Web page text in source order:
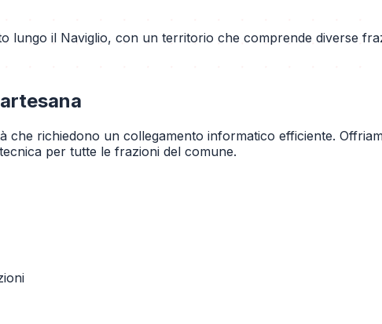
lungo il Naviglio, con un territorio che comprende diverse
che richiedono un collegamento informatico efficiente.
per tutte le frazioni del comune.